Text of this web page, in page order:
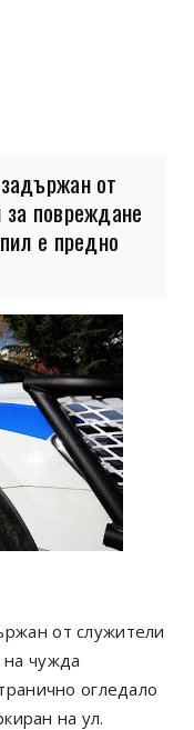
от
повреждане
е предно
от служители
чужда
огледало
на ул.